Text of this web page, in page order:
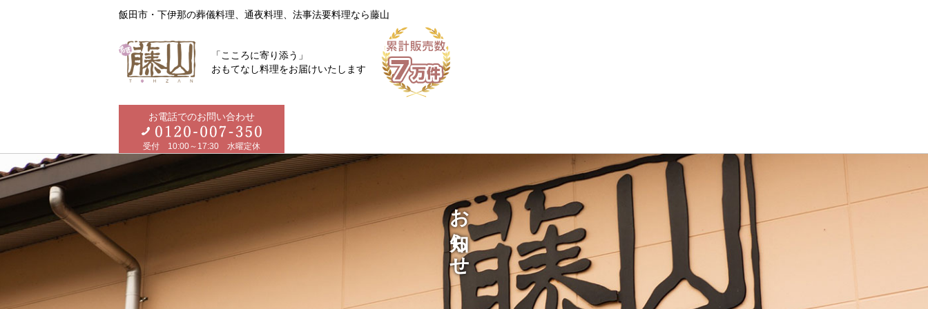
飯田市・下伊那の葬儀料理、通夜料理、法事法要料理なら藤山
「こころに寄り添う」
おもてなし料理をお届けいたします
お電話でのお問い合わせ
受付 10:00～17:30 水曜定休
お知らせ